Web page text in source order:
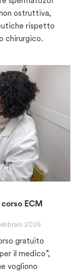
ostruttiva,
rispetto
chirurgico.
ECM
2026
gratuito
il medico”,
vogliono